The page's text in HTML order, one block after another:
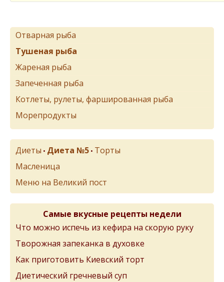
Отварная рыба
Тушеная рыба
Жареная рыба
Запеченная рыба
Котлеты, рулеты, фаршированная рыба
Морепродукты
Диеты • Диета №5 • Торты
Масленица
Меню на Великий пост
Самые вкусные рецепты недели
Что можно испечь из кефира на скорую руку
Творожная запеканка в духовке
Как приготовить Киевский торт
Диетический гречневый суп